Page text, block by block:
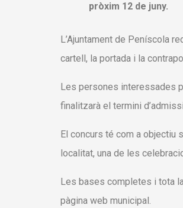
pròxim 12 de juny.
L’Ajuntament de Peníscola
cartell, la portada i la
Les persones interessades
finalitzarà el termini
El concurs té com a
localitat, una de les
Les bases completes i tota
pàgina web municipal.